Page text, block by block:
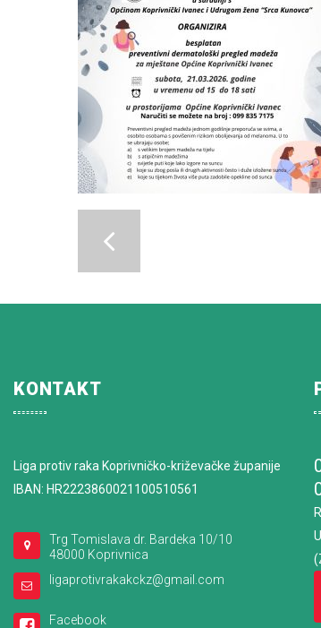
KONTAKT
Liga protiv raka Koprivničko-križevačke županije
IBAN: HR2223860021100510561
Trg Tomislava dr. Bardeka 10/10
48000 Koprivnica
ligaprotivrakakckz@gmail.com
Facebook